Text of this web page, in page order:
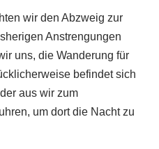
wir den Abzweig zur
Anstrengungen
uns, die Wanderung für
befindet sich
aus wir zum
um dort die Nacht zu